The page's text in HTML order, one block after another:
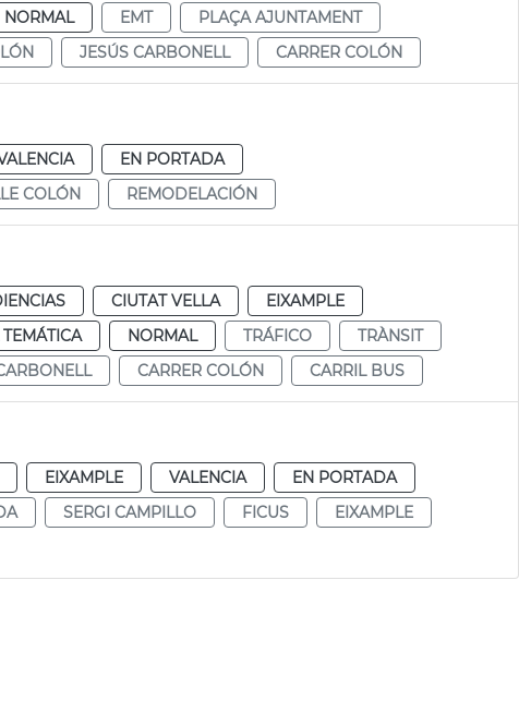
NORMAL EMT
PLAÇA AJUNTAMENT
JESÚS CARBONELL CARRER COLÓN
EN PORTADA
COLÓN REMODELACIÓN
CIUTAT VELLA
EIXAMPLE
NORMAL TRÁFICO
TRÀNSIT
CARRER COLÓN CARRIL BUS
EIXAMPLE VALENCIA
EN PORTADA
SERGI CAMPILLO FICUS
EIXAMPLE